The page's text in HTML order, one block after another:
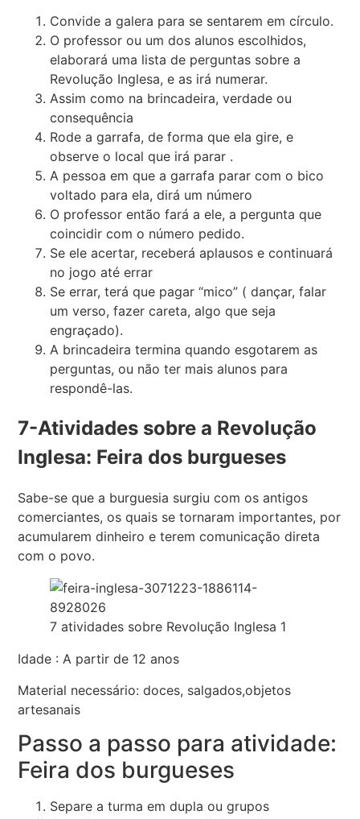
Convide a galera para se sentarem em círculo.
O professor ou um dos alunos escolhidos,
elaborará uma lista de perguntas sobre a
Revolução Inglesa, e as irá numerar.
Assim como na brincadeira, verdade ou
consequência
Rode a garrafa, de forma que ela gire, e
observe o local que irá parar .
A pessoa em que a garrafa parar com o bico
voltado para ela, dirá um número
O professor então fará a ele, a pergunta que
coincidir com o número pedido.
Se ele acertar, receberá aplausos e continuará
no jogo até errar
Se errar, terá que pagar “mico” ( dançar, falar
um verso, fazer careta, algo que seja
engraçado).
A brincadeira termina quando esgotarem as
perguntas, ou não ter mais alunos para
respondê-las.
7-Atividades sobre a Revolução
Inglesa: Feira dos burgueses
Sabe-se que a burguesia surgiu com os antigos
comerciantes, os quais se tornaram importantes, por
acumularem dinheiro e terem comunicação direta
com o povo.
7 atividades sobre Revolução Inglesa 1
Idade : A partir de 12 anos
Material necessário: doces, salgados,objetos
artesanais
Passo a passo para atividade:
Feira dos burgueses
Separe a turma em dupla ou grupos